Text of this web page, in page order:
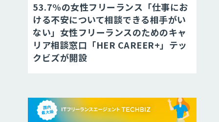
53.7%の女性フリーランス「仕事にお
ける不安について相談できる相手がい
ない」女性フリーランスのためのキャ
リア相談窓口「HER CAREER+」テッ
クビズが開設